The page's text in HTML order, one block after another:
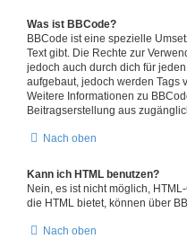
Was ist BBCode?
BBCode ist eine spezielle
Text gibt. Die Rechte zur
jedoch auch durch dich für
aufgebaut, jedoch werden Tags
Weitere Informationen zu
Beitragserstellung aus
Nach oben
Kann ich HTML benutzen?
Nein, es ist nicht möglich,
die HTML bietet, können über
Nach oben